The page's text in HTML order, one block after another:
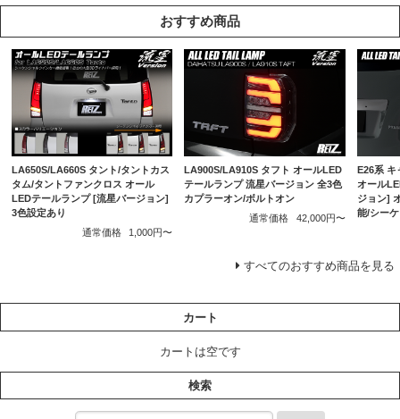
おすすめ商品
LA650S/LA660S タント/タントカス
タム/タントファンクロス オール
LEDテールランプ [流星バージョン]
3色設定あり
通常価格
1,000円〜
LA900S/LA910S タフト オールLED
テールランプ 流星バージョン 全3色
カプラーオン/ボルトオン
通常価格
42,000円〜
E26系 キ
オール
ジョン]
能/シー
すべてのおすすめ商品を見る
カート
カートは空です
検索